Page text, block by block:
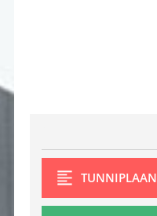
TUNNIPLAAN